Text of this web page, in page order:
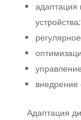
адаптация
устройства;
внедрение
Адаптация